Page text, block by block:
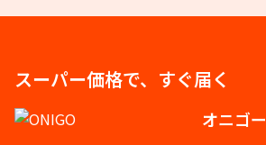
スーパー価格で、すぐ届く
オニゴー